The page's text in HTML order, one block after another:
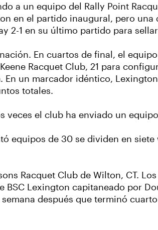
a un equipo del Rally Point
en el partido inaugural, pero
2-1 en su último partido para
En cuartos de final, el
Racquet Club, 21 para
En un marcador idéntico,
totales.
veces el club ha enviado un
equipos de 30 se dividen en
Racquet Club de Wilton, CT.
Lexington capitaneado por
después que terminó